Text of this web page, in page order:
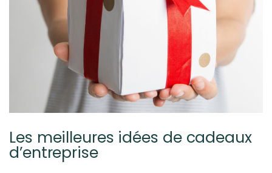
Les meilleures idées de cadeaux
d’entreprise